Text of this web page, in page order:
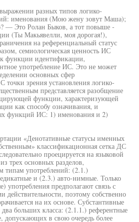
разных типов логико-
именования (Мою жену зовут Маша);
— Это Ролан Быков, а тот повыше -
(Ты Макьявелли, моя дорогая!),
на референциальный статус
семиологическая ценность ИС
функции идентификации,
употребление ИС. Это не может
основных сфер
зрения установления логико-
представляется разобщение
функции, характеризующей
как способу означивания, и
функций ИС: 1) именования и 2)
«Денотативные статусы именных
классификационная сетка ДС
проецируется на языковой
трех основных разделов,
типам употреблений: (2.1.)
и (2.3.) авто-нимные. Только
употребления предполагают связь с
действительности, поэтому собственно
на их основе. Субстантивные
два больших класса: (2.1.1.) референтные
допускающих в свою очередь более